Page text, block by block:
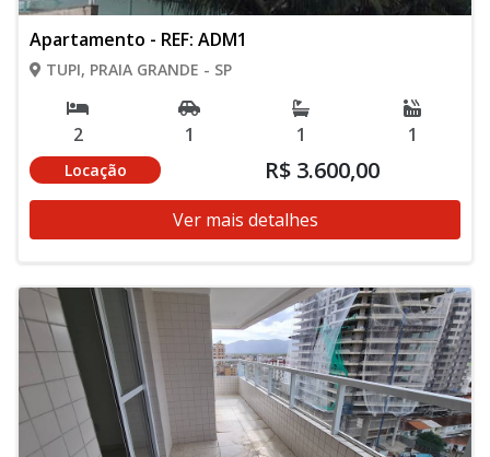
Apartamento - REF: ADM1
TUPI, PRAIA GRANDE - SP
2 1 1 1
Locação R$ 3.600,00
Ver mais detalhes